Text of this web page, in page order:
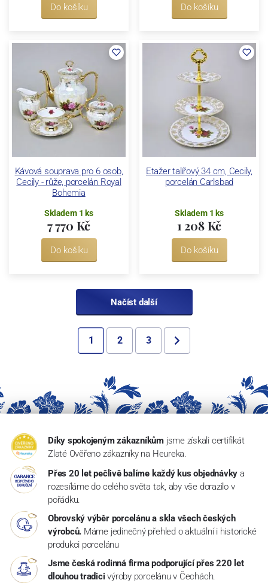
Do košíku Do košíku
Kávová souprava pro 6 osob,
Cecily - růže, porcelán Royal
Bohemia
Skladem 1 ks
7 770 Kč
Do košíku
Etažer talířový 34 cm, Cecily,
porcelán Carlsbad
Skladem 1 ks
1 208 Kč
Do košíku
Načíst další
1 2 3
Díky spokojeným zákazníkům jsme získali certifikát
Zlaté Ověřeno zákazníky na Heureka.
Přes 20 let pečlivě balíme každý kus objednávky a
rozesíláme do celého světa tak, aby vše dorazilo v
pořádku.
Obrovský výběr porcelánu a skla všech českých
výrobců. Máme jedinečný přehled o aktuální i historické
produkci porcelánu
Jsme česká rodinná firma podporující přes 220 let
dlouhou tradici výroby porcelánu v Čechách.